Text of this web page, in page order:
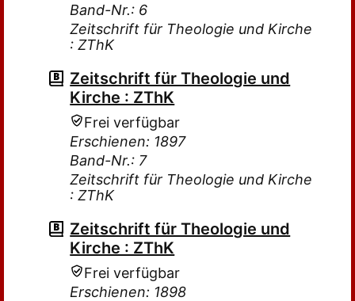
Band-Nr.: 6
Zeitschrift für Theologie und Kirche
: ZThK
Zeitschrift für Theologie und
Kirche : ZThK
Frei verfügbar
Erschienen: 1897
Band-Nr.: 7
Zeitschrift für Theologie und Kirche
: ZThK
Zeitschrift für Theologie und
Kirche : ZThK
Frei verfügbar
Erschienen: 1898